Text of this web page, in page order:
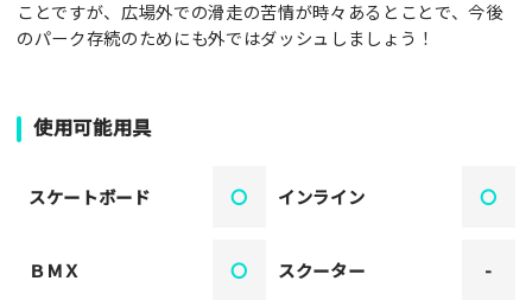
ことですが、広場外での滑走の苦情が時々あるとことで、今後
のパーク存続のためにも外ではダッシュしましょう！
使用可能用具
スケートボード 〇 インライン 〇
ＢＭＸ 〇 スクーター -